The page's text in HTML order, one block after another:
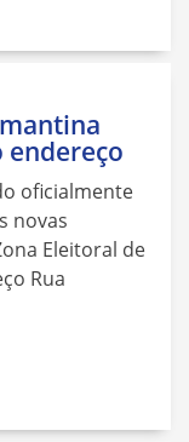
endereço
oficialmente
novas
Eleitoral de
Rua